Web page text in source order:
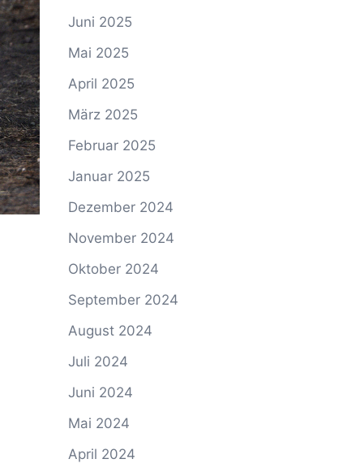
Juni 2025
Mai 2025
April 2025
März 2025
Februar 2025
Januar 2025
Dezember 2024
November 2024
Oktober 2024
September 2024
August 2024
Juli 2024
Juni 2024
Mai 2024
April 2024